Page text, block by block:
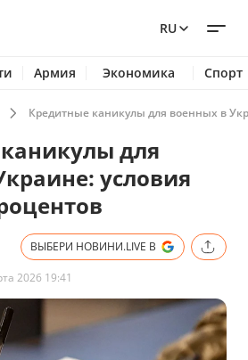
RU
Армия Экономика Спорт
Кредитные каникулы для военных в
для
условия
ВЫБЕРИ НОВИНИ.LIVE В
2026 19:41